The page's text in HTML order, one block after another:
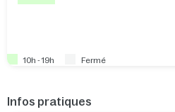
10h - 19h Fermé
Infos pratiques